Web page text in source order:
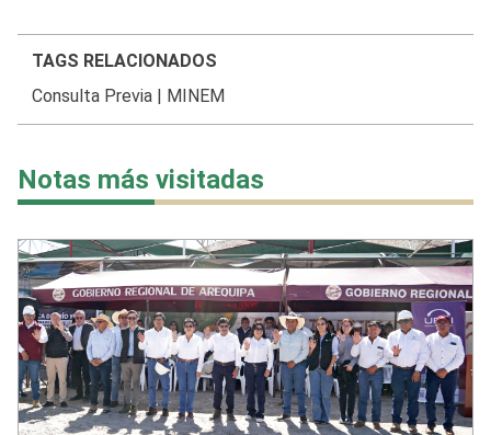
TAGS RELACIONADOS
Consulta Previa| MINEM
Notas más visitadas